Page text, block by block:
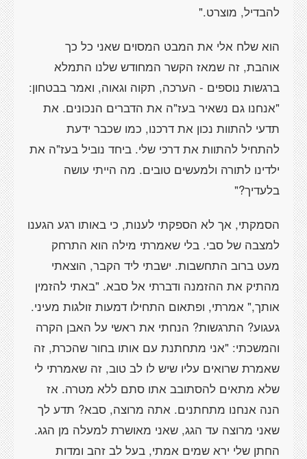
להבדיל, מוצרט."
הוא שלח אלי את המבט המסוים שאני כל כך
אוהבת, זה שמאז הקשר המחודש שלנו התמלא
ברגשות נוספים - הערכה, תקוה וגאוה, ואמר בבטחון:
"אנחנו גם נשאיר בעז"ה את הדברים הנכונים. את
תדעי להתוות נכון את דרכנו, כמו שכבר ידעת
להתחיל להתוות את דרכי שלי. ביחד נוביל בעז"ה את
ילדינו לתורה ולמעשים טובים. מה הייתי עושה
בלעדיך?"
הסמקתי, אך לא הספקתי לענות, כי באותו רגע הגענו
למצבה של סבי. בלי שאמרתי מילה הוא התרחק
מעט ברוב התחשבות. ישבתי ליד הקבר, הוצאתי
מהתיק את ההזמנה ודברתי אל סבא. "באתי להזמין
אותך," אמרתי, ופתאום התחילו דמעות זולגות מעיני.
געגוע? התרגשות? הנחתי את ראשי על האבן הקרה
והמשכתי: "אני מתחתנת עם אותו בחור שהכרת, זה
שאמרת שרואים עליו שיש לו לב טוב, זה שאמרתי לי
שלא מתאים להסתובב אתו סתם ללא מטרה. אז
הנה אנחנו מתחתנים. אתה מרוצה, סבא? תדע לך
שאני מרוצה עד הגג, שאני מאושרת למעלה מן הגג.
החתן שלי ירא שמים אמתי, בעל לב זהב ומדות